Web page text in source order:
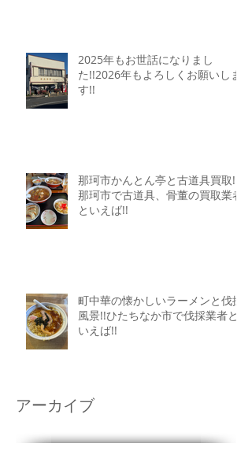
アーカイブ
2025年もお世話になりまし
た!!2026年もよろしくお願いしま
す!!
那珂市かんとん亭と古道具買取!!
那珂市で古道具、骨董の買取業者
といえば!!
町中華の懐かしいラーメンと伐採
風景!!ひたちなか市で伐採業者と
いえば!!